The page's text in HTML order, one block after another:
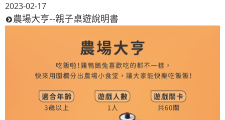
2023-02-17
農場大亨--親子桌遊說明書